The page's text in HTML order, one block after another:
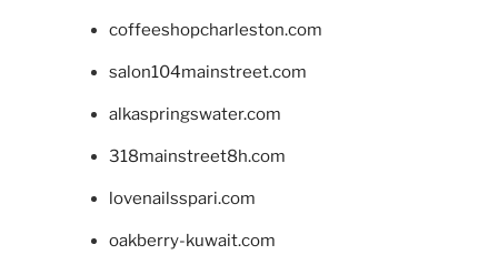
coffeeshopcharleston.com
salon104mainstreet.com
alkaspringswater.com
318mainstreet8h.com
lovenailsspari.com
oakberry-kuwait.com